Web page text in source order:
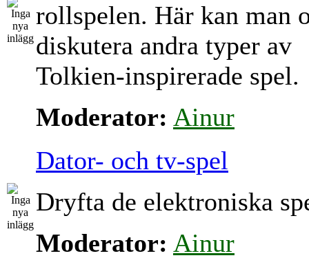
rollspelen. Här kan man
diskutera andra typer av
Tolkien-inspirerade spel.
Moderator: Ainur
Dator- och tv-spel
Dryfta de elektroniska
Moderator: Ainur